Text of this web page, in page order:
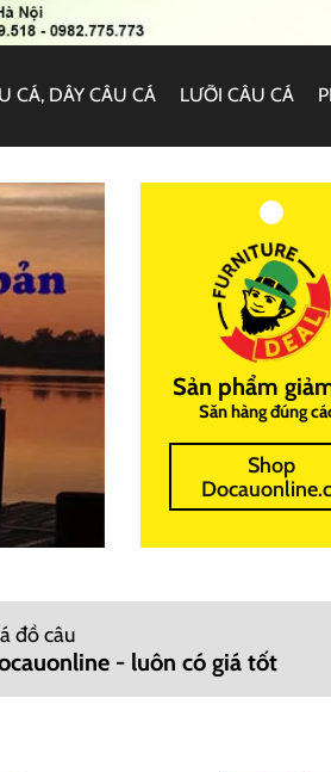
CÁ, DÂY CÂU CÁ LƯỠI CÂU CÁ
Sản phẩm
Săn hàng đúng
Shop
đồ câu
- luôn có giá tốt